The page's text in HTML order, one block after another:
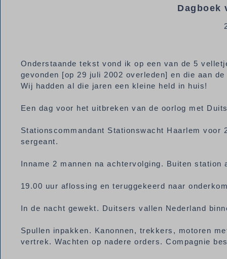
Dagboek
Onderstaande tekst vond ik op een van de 5
gevonden [op 29 juli 2002 overleden] en die aan
Wij hadden al die jaren een kleine held in huis!
Een dag voor het uitbreken van de oorlog met
Stationscommandant Stationswacht Haarlem
sergeant.
Inname 2 mannen na achtervolging. Buiten station
19.00 uur aflossing en teruggekeerd naar
In de nacht gewekt. Duitsers vallen Nederland
Spullen inpakken. Kanonnen, trekkers, motoren
vertrek. Wachten op nadere orders. Compagnie